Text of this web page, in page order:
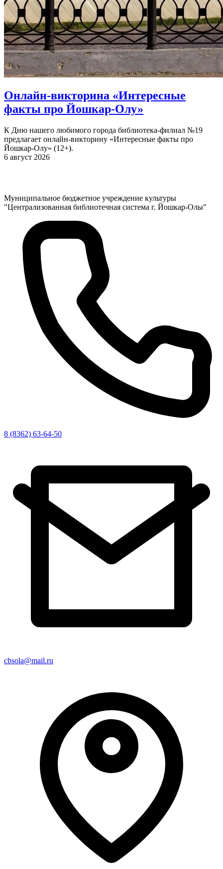
Онлайн-викторина «Интересные
факты про Йошкар-Олу»
К Дню нашего любимого города библиотека-филиал №19
предлагает онлайн-викторину «Интересные факты про
Йошкар-Олу» (12+).
6 август 2026
Муниципальное бюджетное учреждение культуры
"Централизованная библиотечная система г. Йошкар-Олы"
8 (8362) 63-64-50
cbsola@mail.ru